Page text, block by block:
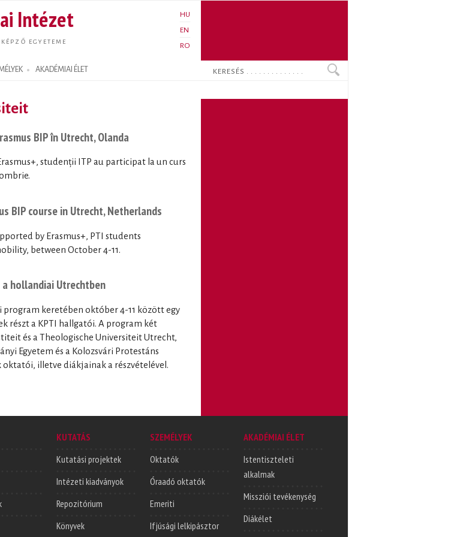
tartalomra
Intézet
EGYETEME
HU
EN
RO
AKADÉMIAI ÉLET Keresés
BIP în Utrecht, Olanda
studenții ITP au participat la un curs
BIP course in Utrecht, Netherlands
by Erasmus+, PTI students
between October 4-11.
hollandiai Utrechtben
keretében október 4-11 között egy
részt a KPTI hallgatói. A program két
és a Theologische Universiteit Utrecht,
Egyetem és a Kolozsvári Protestáns
illetve diákjainak a részvételével.
KUTATÁS
Kutatási projektek
Intézeti kiadványok
Repozitórium
Könyvek
SZEMÉLYEK
Oktatók
Óraadó oktatók
Emeriti
Ifjúsági lelkipásztor
AKADÉMIAI ÉLET
Istentiszteleti
alkalmak
Missziói tevékenység
Diákélet